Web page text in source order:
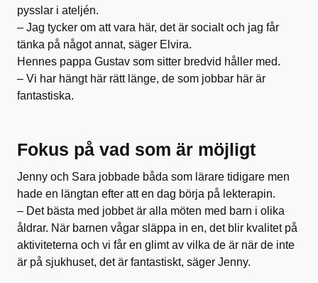
pysslar i ateljén.
– Jag tycker om att vara här, det är socialt och jag får
tänka på något annat, säger Elvira.
Hennes pappa Gustav som sitter bredvid håller med.
– Vi har hängt här rätt länge, de som jobbar här är
fantastiska.
Fokus på vad som är möjligt
Jenny och Sara jobbade båda som lärare tidigare men
hade en längtan efter att en dag börja på lekterapin.
– Det bästa med jobbet är alla möten med barn i olika
åldrar. När barnen vågar släppa in en, det blir kvalitet på
aktiviteterna och vi får en glimt av vilka de är när de inte
är på sjukhuset, det är fantastiskt, säger Jenny.